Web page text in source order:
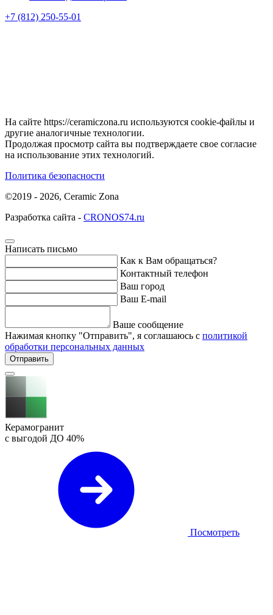
+7 (812) 250-55-01
На сайте https://ceramiczona.ru используются coоkie-файлы и
другие аналогичные технологии.
Продолжая просмотр сайта вы подтверждаете свое согласие
на использование этих технологий.
Политика безопасности
©2019 - 2026, Ceramic Zona
Разработка сайта - CRONOS74.ru
Написать письмо
Как к Вам обращаться?
Контактный телефон
Ваш город
Ваш E-mail
Ваше сообщение
Нажимая кнопку "Отправить", я соглашаюсь с политикой
обработки персональных данных
Отправить
Керамогранит
с выгодой ДО 40%
Посмотреть